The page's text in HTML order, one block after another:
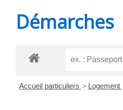
Démarches
Accueil particuliers > Logement